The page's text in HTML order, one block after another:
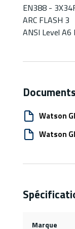
EN388 -
ARC FLASH 3
ANSI Level A6
Documents
Watson
Watson
Marque